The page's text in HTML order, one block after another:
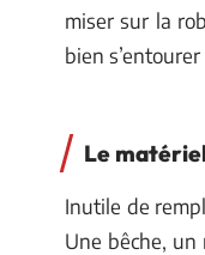
miser sur la
bien
Le
Inutile de
Une bêche,